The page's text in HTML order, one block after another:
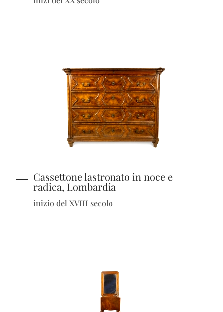
Cassettone lastronato in noce e
radica, Lombardia
inizio del XVIII secolo